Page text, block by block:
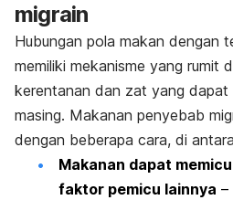
migrain
Hubungan pola makan dengan
memiliki mekanisme yang rumit
kerentanan dan zat yang dapat
masing. Makanan penyebab
dengan beberapa cara, di
Makanan dapat
faktor pemicu lainnya –